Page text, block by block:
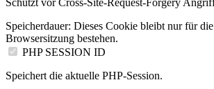
Speicherdauer: Dieses Cookie bleibt nur für
Browsersitzung bestehen.
PHP SESSION ID
Speichert die aktuelle PHP-Session.